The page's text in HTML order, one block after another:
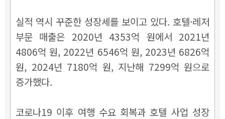
실적 역시 꾸준한 성장세를 보이고 있다. 호텔·레저
부문 매출은 2020년 4353억 원에서 2021년
4806억 원, 2022년 6546억 원, 2023년 6826억
원, 2024년 7180억 원, 지난해 7299억 원으로
증가했다.
코로나19 이후 여행 수요 회복과 호텔 사업 성장